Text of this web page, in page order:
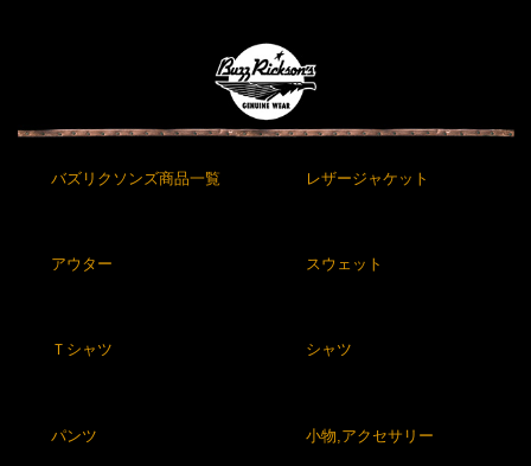
バズリクソンズ商品一覧 レザージャケット
アウター スウェット
Ｔシャツ シャツ
パンツ 小物,アクセサリー